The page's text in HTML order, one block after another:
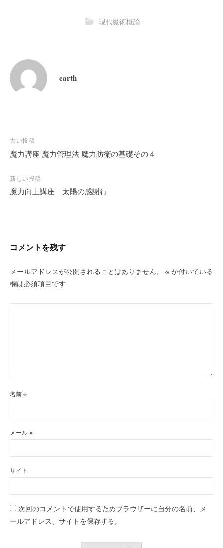
現代魔術概論
earth
投
稿
ビ
ゲ
ン
古い投稿
魔力講座 魔力管理法 魔力防衛の基礎その４
新しい投稿
魔力向上講座 太陽の感謝行
コメントを残す
メールアドレスが公開されることはありません。 ※ が付いている
欄は必須項目です
名前※
メール※
サイト
次回のコメントで使用するためブラウザーに自分の名前、メ
ールアドレス、サイトを保存する。